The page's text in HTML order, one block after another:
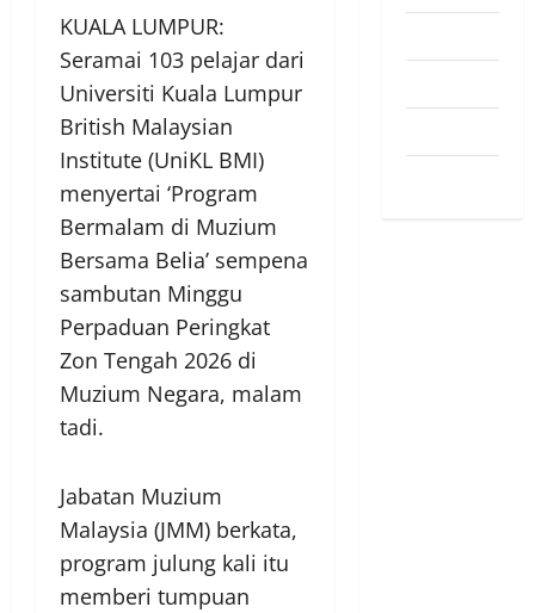
KUALA LUMPUR:
Seramai 103 pelajar dari
Universiti Kuala Lumpur
British Malaysian
Institute (UniKL BMI)
menyertai ‘Program
Bermalam di Muzium
Bersama Belia’ sempena
sambutan Minggu
Perpaduan Peringkat
Zon Tengah 2026 di
Muzium Negara, malam
tadi.
Jabatan Muzium
Malaysia (JMM) berkata,
program julung kali itu
memberi tumpuan